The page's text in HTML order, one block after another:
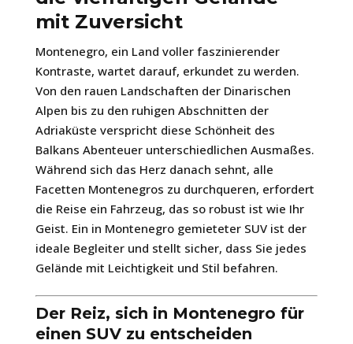
mit Zuversicht
Montenegro, ein Land voller faszinierender
Kontraste, wartet darauf, erkundet zu werden.
Von den rauen Landschaften der Dinarischen
Alpen bis zu den ruhigen Abschnitten der
Adriaküste verspricht diese Schönheit des
Balkans Abenteuer unterschiedlichen Ausmaßes.
Während sich das Herz danach sehnt, alle
Facetten Montenegros zu durchqueren, erfordert
die Reise ein Fahrzeug, das so robust ist wie Ihr
Geist. Ein in Montenegro gemieteter SUV ist der
ideale Begleiter und stellt sicher, dass Sie jedes
Gelände mit Leichtigkeit und Stil befahren.
Der Reiz, sich in Montenegro für
einen SUV zu entscheiden